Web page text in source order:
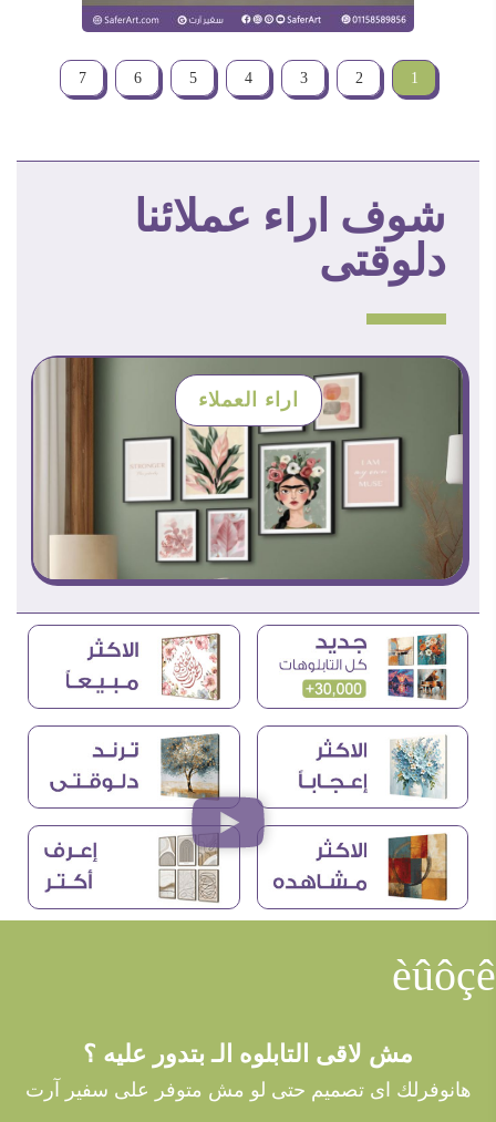
1
2
3
4
5
6
7
اراء العملاء
شوف اراء عملائنا
دلوقتى
èûôçê
مش لاقى التابلوه الـ بتدور عليه ؟
هانوفرلك اى تصميم حتى لو مش متوفر على سفير آرت